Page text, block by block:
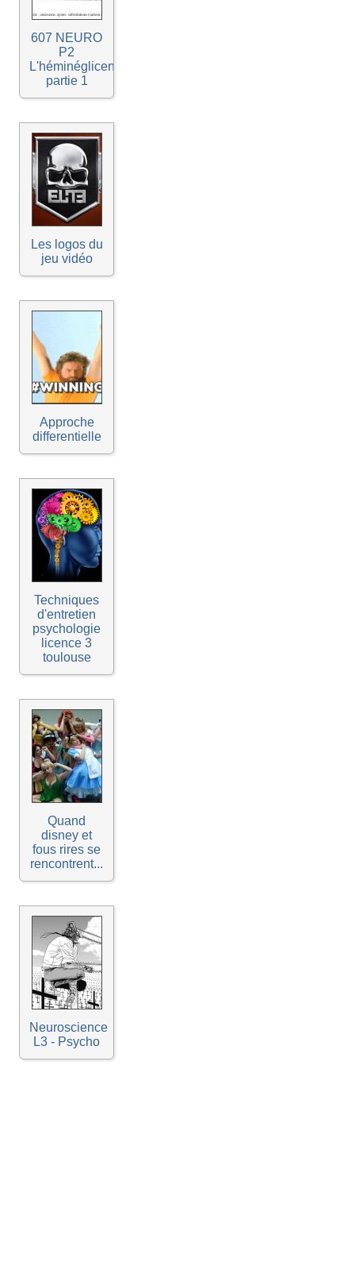
607 NEURO
P2
L'héminéglicence
partie 1
Les logos du
jeu vidéo
Approche
differentielle
Techniques
d'entretien
psychologie
licence 3
toulouse
Quand
disney et
fous rires se
rencontrent...
Neuroscience
L3 - Psycho